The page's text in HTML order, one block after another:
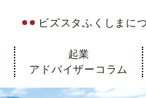
ビズスタふくしまに
起業
アドバイザーコラム